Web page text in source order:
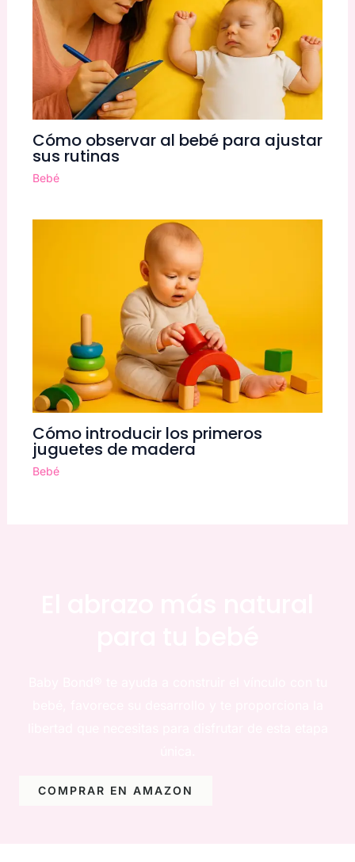
Cómo observar al bebé para ajustar
sus rutinas
Bebé
Cómo introducir los primeros
juguetes de madera
Bebé
COMPRAR EN AMAZON